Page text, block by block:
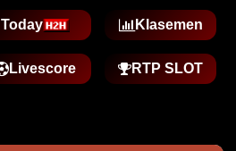
Today Klasemen
Livescore RTP SLOT